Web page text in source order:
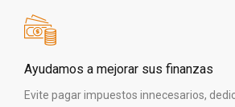
Ayudamos a mejorar sus finanzas
Evite pagar impuestos innecesarios,